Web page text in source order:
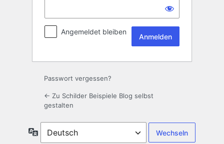
Angemeldet bleiben
Passwort vergessen?
← Zu Schilder Beispiele Blog selbst
gestalten
Sprache